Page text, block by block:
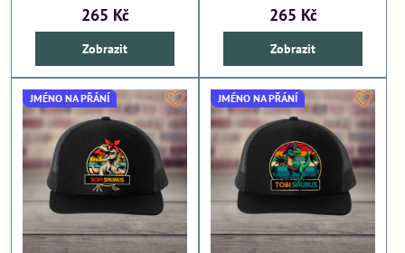
265 Kč
Zobrazit
265 Kč
Zobrazit
JMÉNO NA PŘÁNÍ JMÉNO NA PŘÁNÍ